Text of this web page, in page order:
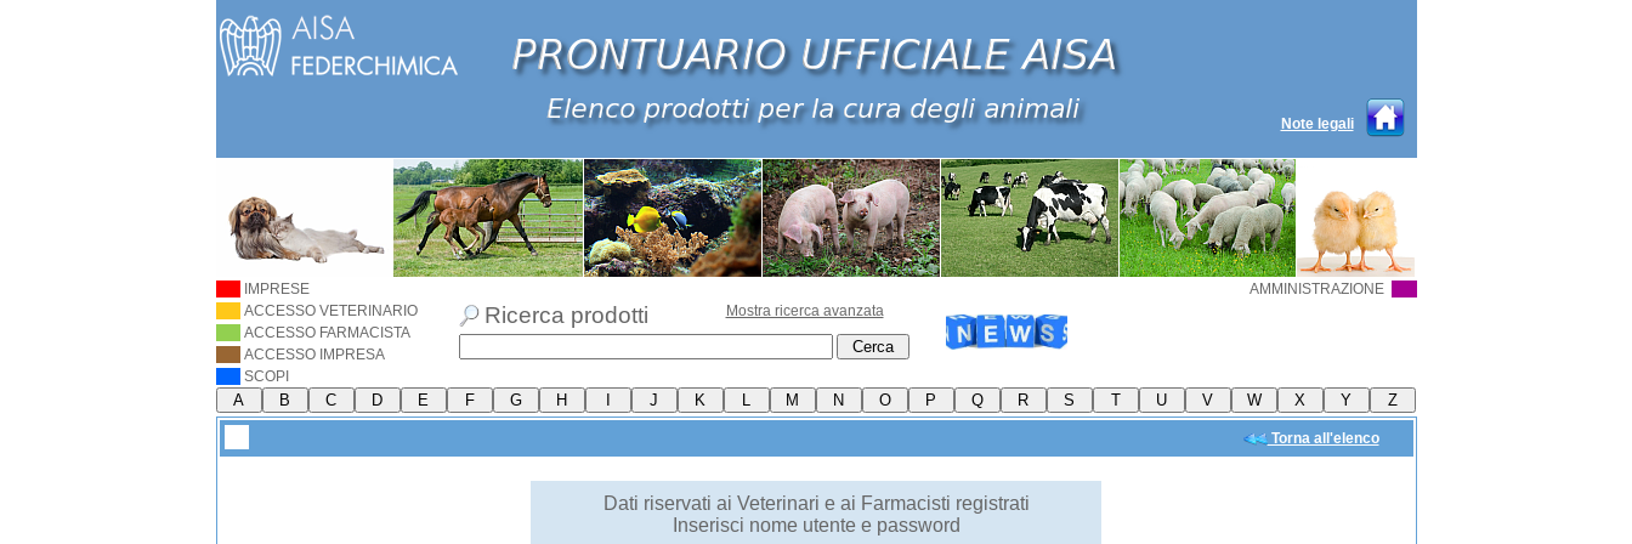
Note legali
AMMINISTRAZIONE
IMPRESE
ACCESSO VETERINARIO
ACCESSO FARMACISTA
ACCESSO IMPRESA
SCOPI
Ricerca prodotti Mostra ricerca avanzata
Torna all'elenco
Dati riservati ai Veterinari e ai Farmacisti registrati
Inserisci nome utente e password